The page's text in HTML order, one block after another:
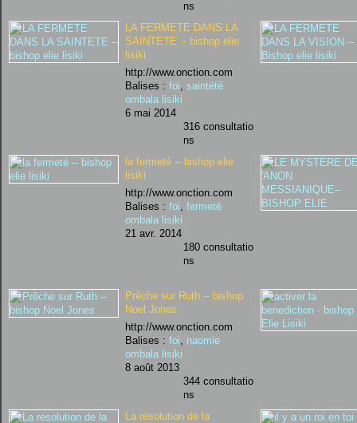
ns
LA FERMETE DANS LA
SAINTETE -- bishop elie
lisiki
http://www.onction.com
Balises : foi, saintété
ombala lisiki
6 mai 2014
316 consultatio
ns
la fermeté -- bishop elie
lisiki
http://www.onction.com
Balises : foi, fermeté
ombala lisiki
21 avr. 2014
180 consultatio
ns
Prêche sur Ruth -- bishop
Noel Jones
http://www.onction.com
Balises : foi, naomie
ombala lisiki
8 août 2013
344 consultatio
ns
La résolution de la